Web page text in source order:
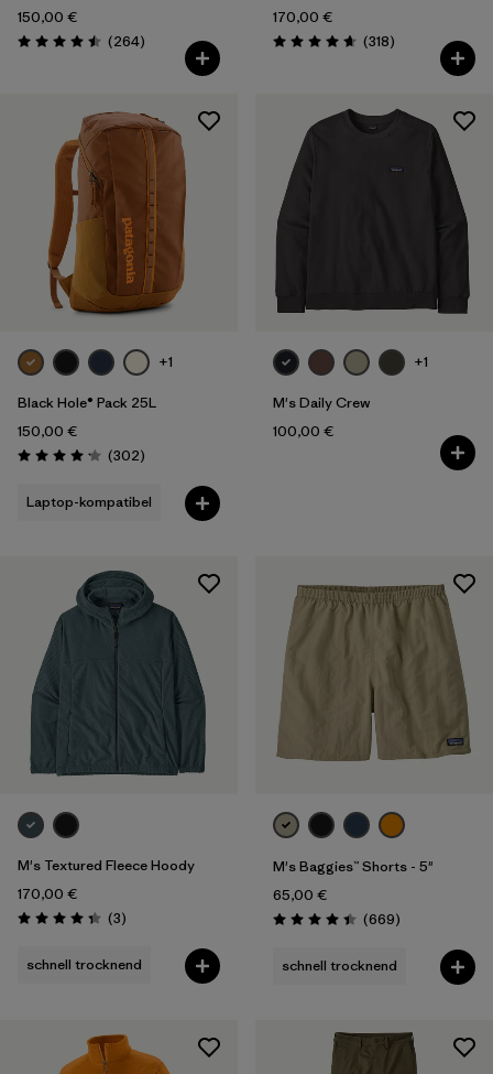
150,00 €
Bewertung: 4.5 / 5
(264Rezensionen
)
170,00 €
Bewertung: 4.7 / 5
(318Rezensionen
)
+1
Black Hole® Pack 25L
150,00 €
Bewertung: 4.2 / 5
(302Rezensionen
)
Laptop-kompatibel
+1
M's Daily Crew
100,00 €
M's Textured Fleece Hoody
170,00 €
Bewertung: 4.3 / 5
(3Rezensionen
)
schnell trocknend
M's Baggies™ Shorts - 5"
65,00 €
Bewertung: 4.4 / 5
(669Rezensionen
)
schnell trocknend